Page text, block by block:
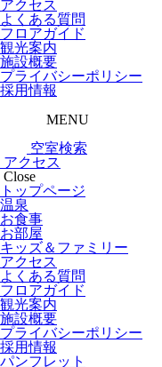
アクセス
よくある質問
フロアガイド
観光案内
施設概要
プライバシーポリシー
採用情報
MENU
空室検索
アクセス
Close
トップページ
温泉
お食事
お部屋
キッズ＆ファミリー
アクセス
よくある質問
フロアガイド
観光案内
施設概要
プライバシーポリシー
採用情報
パンフレット